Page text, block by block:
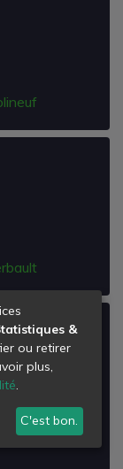
sur-
&
ou retirer
plus,
.
C'est bon.